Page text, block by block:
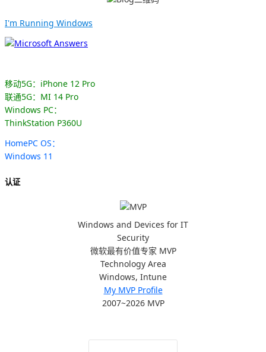
I'm Running Windows
移动5G：iPhone 12 Pro
联通5G：MI 14 Pro
Windows PC：
ThinkStation P360U
HomePC OS：
Windows 11
认证
Windows and Devices for IT
Security
微软最有价值专家 MVP
Technology Area
Windows, Intune
My MVP Profile
2007~2026 MVP